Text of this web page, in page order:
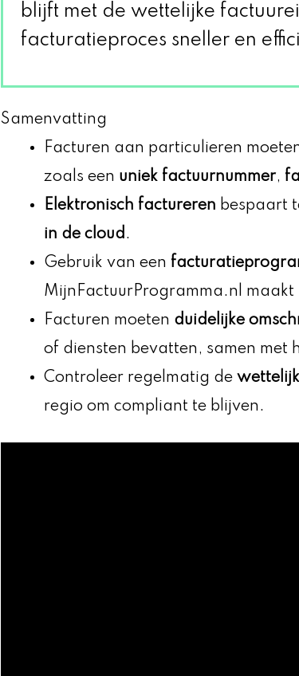
blijft met de wettelijke
facturatieproces sneller en
Samenvatting
Facturen aan particulieren
zoals een uniek factuurnummer,
Elektronisch factureren bespaart
in de cloud .
Gebruik van een
MijnFactuurProgramma.nl maakt
Facturen moeten duidelijke
of diensten bevatten, samen met
Controleer regelmatig de
regio om compliant te blijven.